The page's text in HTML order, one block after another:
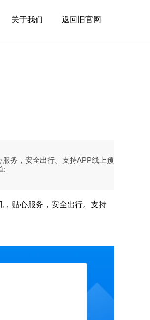
关于我们 返回旧官网
务，安全出行。支持APP线上预
:
，贴心服务，安全出行。支持